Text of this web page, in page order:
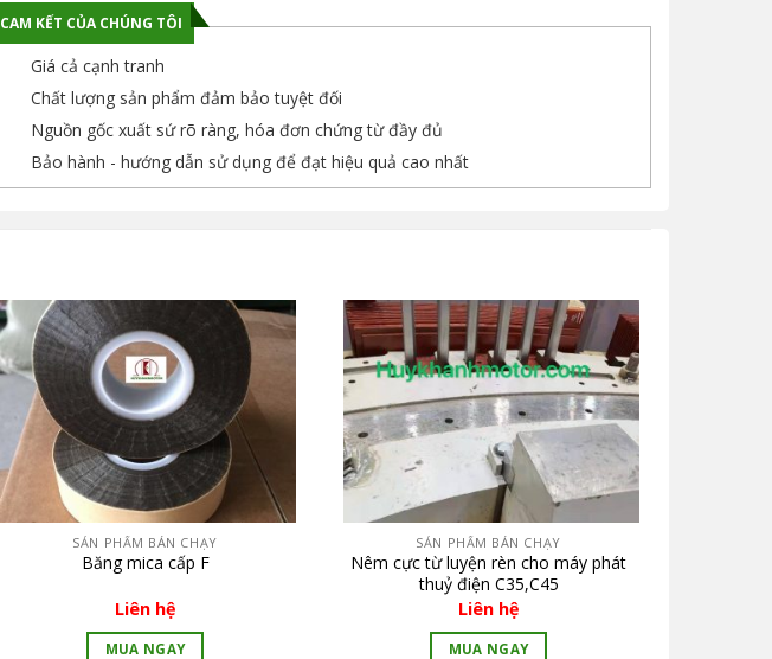
CAM KẾT CỦA CHÚNG TÔI
Giá cả cạnh tranh
Chất lượng sản phẩm đảm bảo tuyệt đối
Nguồn gốc xuất sứ rõ ràng, hóa đơn chứng từ đầy đủ
Bảo hành - hướng dẫn sử dụng để đạt hiệu quả cao nhất
SẢN PHẨM BÁN CHẠY
Băng mica cấp F
Liên hệ
MUA NGAY
SẢN PHẨM BÁN CHẠY
Nêm cực từ luyện rèn cho máy phát
thuỷ điện C35,C45
Liên hệ
MUA NGAY